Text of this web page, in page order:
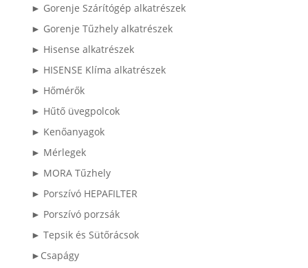
► Gorenje Szárítógép alkatrészek
► Gorenje Tűzhely alkatrészek
► Hisense alkatrészek
► HISENSE Klíma alkatrészek
► Hőmérők
► Hűtő üvegpolcok
► Kenőanyagok
► Mérlegek
► MORA Tűzhely
► Porszívó HEPAFILTER
► Porszívó porzsák
► Tepsik és Sütőrácsok
►Csapágy